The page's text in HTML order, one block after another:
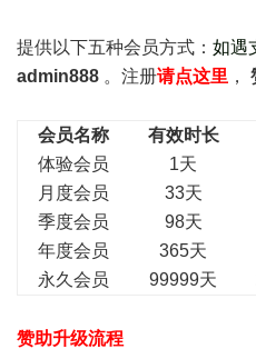
提供以下五种会员方式： 如遇
admin888 。注册请点这里 ，
会员名称 有效时长
体验会员
1天
月度会员
33天
季度会员
98天
年度会员
365天
永久会员
99999天
赞助升级流程